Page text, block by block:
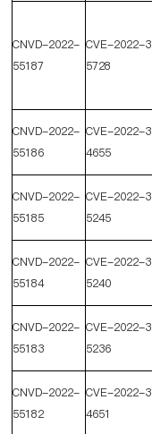
CNVD-2022-
55187
CVE-2022-3
5728
CNVD-2022-
55186
CVE-2022-3
4655
CNVD-2022-
55185
CVE-2022-3
5245
CNVD-2022-
55184
CVE-2022-3
5240
CNVD-2022-
55183
CVE-2022-3
5236
CNVD-2022-
55182
CVE-2022-3
4651